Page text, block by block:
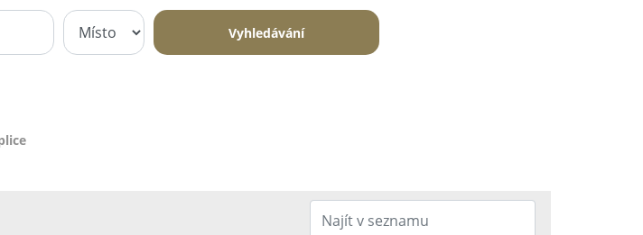
Vyhledávání